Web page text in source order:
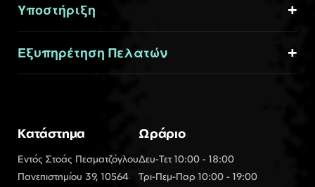
Υποστήριξη
Εξυπηρέτηση Πελατών
Κατάστημα
Εντός Στοάς Πεσματζόγλου
Πανεπιστημίου 39, 10564
Ωράριο
Δευ-Τετ 10:00 - 18:00
Τρι-Πεμ-Παρ 10:00 - 19:00